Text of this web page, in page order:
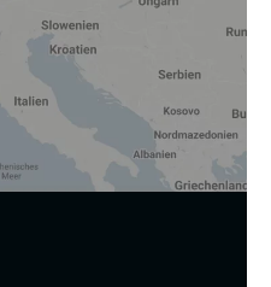
Ihre Einwilligung ist stets
Website nicht erforderlich
Seite abgelehnt oder
ändern